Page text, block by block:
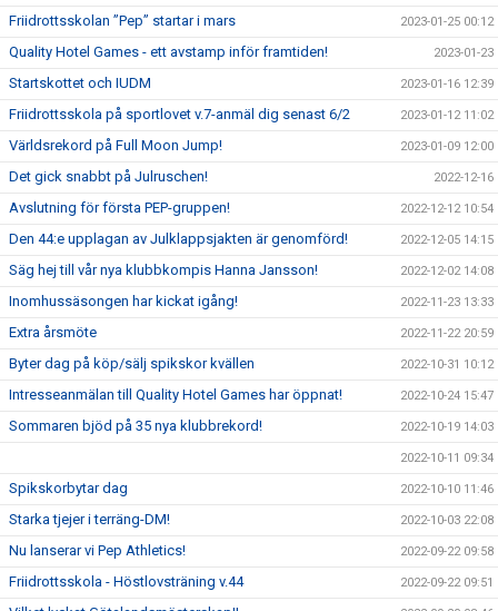
Friidrottsskolan ”Pep” startar i mars 2023-01-25 00:12
Quality Hotel Games - ett avstamp inför framtiden! 2023-01-23
Startskottet och IUDM 2023-01-16 12:39
Friidrottsskola på sportlovet v.7-anmäl dig senast 6/2 2023-01-12 11:02
Världsrekord på Full Moon Jump! 2023-01-09 12:00
Det gick snabbt på Julruschen! 2022-12-16
Avslutning för första PEP-gruppen! 2022-12-12 10:54
Den 44:e upplagan av Julklappsjakten är genomförd! 2022-12-05 14:15
Säg hej till vår nya klubbkompis Hanna Jansson! 2022-12-02 14:08
Inomhussäsongen har kickat igång! 2022-11-23 13:33
Extra årsmöte 2022-11-22 20:59
Byter dag på köp/sälj spikskor kvällen 2022-10-31 10:12
Intresseanmälan till Quality Hotel Games har öppnat! 2022-10-24 15:47
Sommaren bjöd på 35 nya klubbrekord! 2022-10-19 14:03
2022-10-11 09:34
Spikskorbytar dag 2022-10-10 11:46
Starka tjejer i terräng-DM! 2022-10-03 22:08
Nu lanserar vi Pep Athletics! 2022-09-22 09:58
Friidrottsskola - Höstlovsträning v.44 2022-09-22 09:51